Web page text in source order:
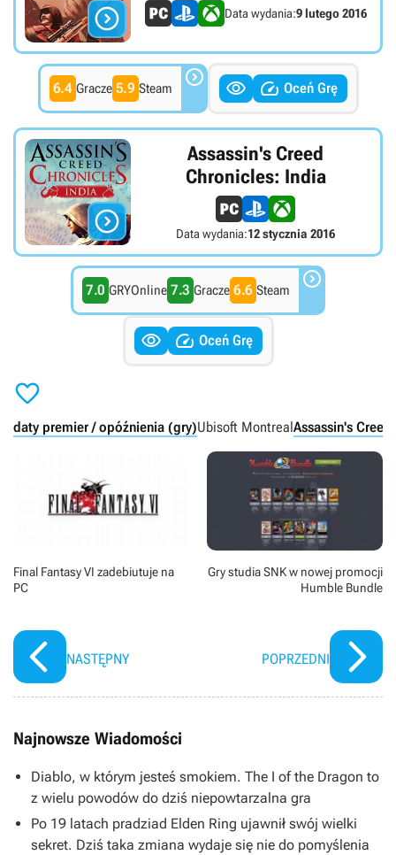
 Data wydania:9 lutego 2016
6.4 Gracze 5.9 Steam    Oceń Grę

Assassin's Creed
Chronicles: India
Data wydania:12 stycznia 2016
7.0 GRYOnline 7.3 Gracze 6.6 Steam 
  Oceń Grę

daty premier / opóźnienia (gry)Ubisoft MontrealAssassin's
Final Fantasy VI zadebiutuje na
PC
NASTĘPNY
Gry studia SNK w nowej promocji
Humble Bundle
POPRZEDNI
Najnowsze Wiadomości
Diablo, w którym jesteś smokiem. The I of the Dragon to
z wielu powodów do dziś niepowtarzalna gra
Po 19 latach pradziad Elden Ring ujawnił swój wielki
sekret. Dziś taka zmiana wydaje się nie do pomyślenia